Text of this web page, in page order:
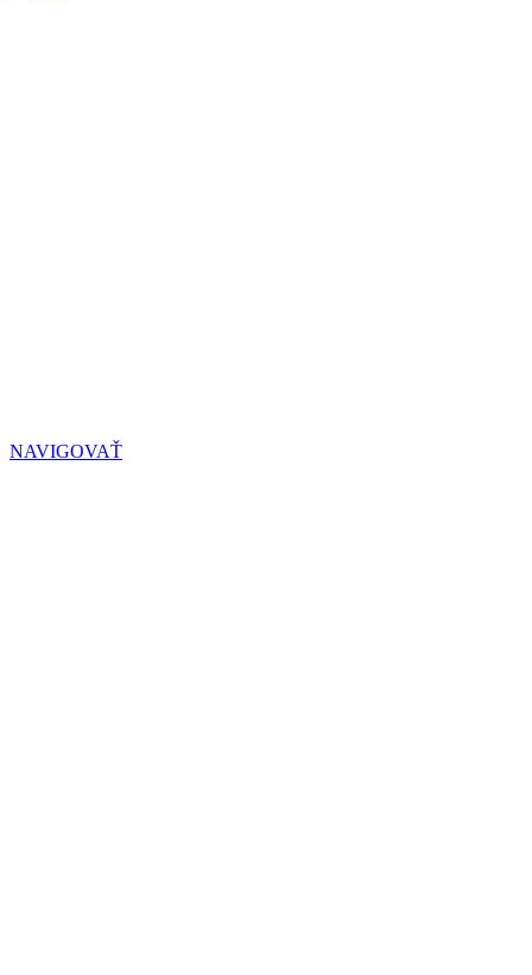
NAVIGOVAŤ